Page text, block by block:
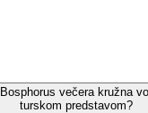
večera kružna
turskom predstavom?